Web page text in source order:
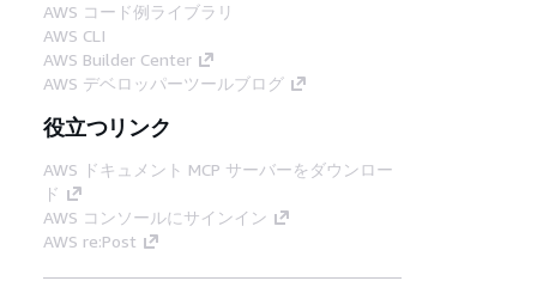
AWS コード例ライブラリ
AWS CLI
AWS Builder Center
AWS デベロッパーツールブログ
役立つリンク
AWS ドキュメント MCP サーバーをダウンロー
ド
AWS コンソールにサインイン
AWS re:Post